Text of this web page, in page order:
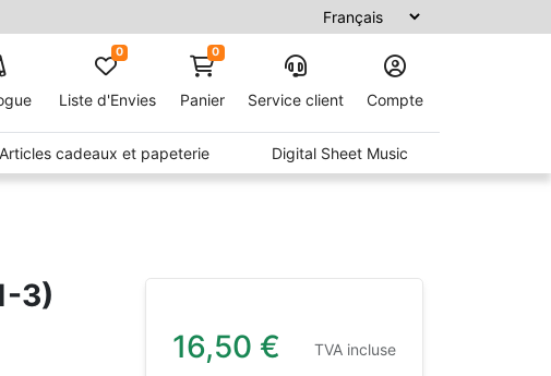
Liste d'Envies
0 0
Panier Service client Compte
Articles cadeaux et papeterie Digital Sheet Music
3)
16,50 € TVA incluse